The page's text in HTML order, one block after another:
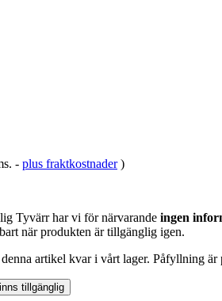
- plus fraktkostnader )
Tyvärr har vi för närvarande ingen
när produkten är tillgänglig igen.
artikel kvar i vårt lager. Påfyllning
tillgänglig